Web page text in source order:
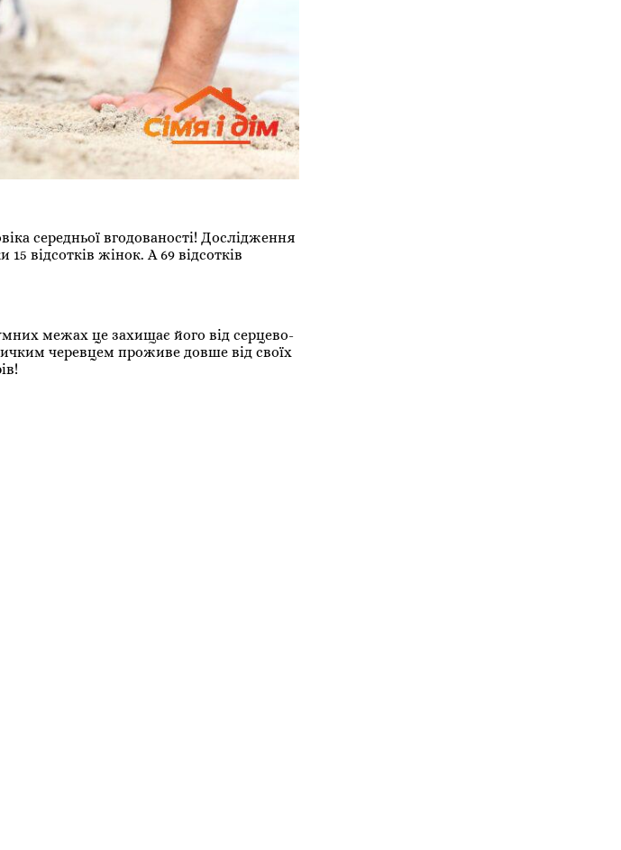
середньої вгодованості! Дослідження
відсотків жінок. А 69 відсотків
межах це захищає його від серцево-
черевцем проживе довше від своїх